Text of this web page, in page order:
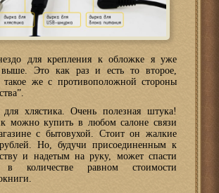
для крепления к обложке я уже
Это как раз и есть то второе,
такое же с противоположной стороны
хлястика. Очень полезная штука!
можно купить в любом салоне связи
с бытовухой. Стоит он жалкие
Но, будучи присоединенным к
и надетым на руку, может спасти
в количестве равном стоимости